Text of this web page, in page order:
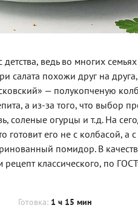
ведь во многих
салата похожи друг на
— полукопченую
а из-за того, что выбор
соленые огурцы и т.д. На
готовит его не с колбасой, а
помидор. В
классического, по
Готовка: 1 ч 15 мин